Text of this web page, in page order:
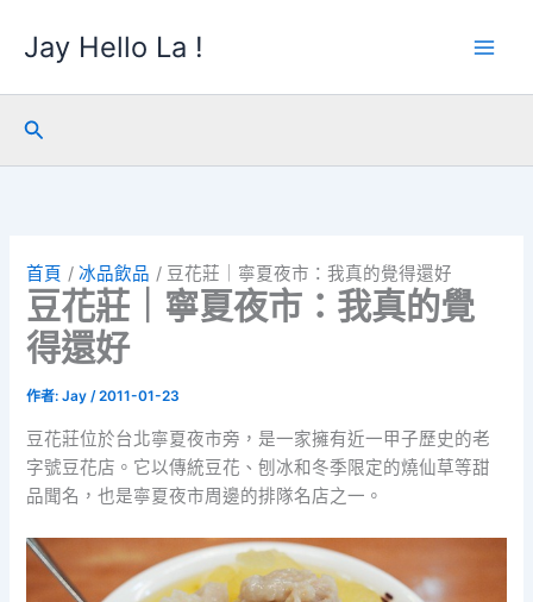
要
Jay Hello La !
搜
尋
首頁 冰品飲品 豆花莊｜寧夏夜市：我真的覺得還好
豆花莊｜寧夏夜市：我真的覺
得還好
作者:Jay/2011-01-23
豆花莊位於台北寧夏夜市旁，是一家擁有近一甲子歷史的老
字號豆花店。它以傳統豆花、刨冰和冬季限定的燒仙草等甜
品聞名，也是寧夏夜市周邊的排隊名店之一。